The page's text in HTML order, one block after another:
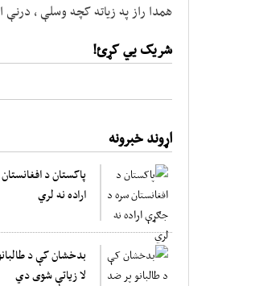
همدا راز په زیاته کچه وسلې ،
شریک یي کړئ!
اړوند خبرونه
پاکستان د
اراده نه لري
بدخشان کې د
لا زیاتې شوی دي